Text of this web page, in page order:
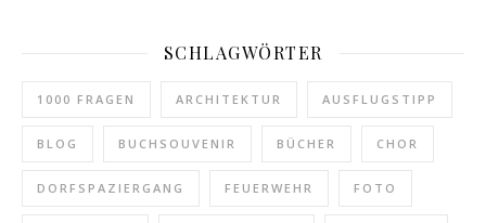
SCHLAGWÖRTER
1000 FRAGEN ARCHITEKTUR AUSFLUGSTIPP
BLOG BUCHSOUVENIR BÜCHER CHOR
DORFSPAZIERGANG FEUERWEHR FOTO